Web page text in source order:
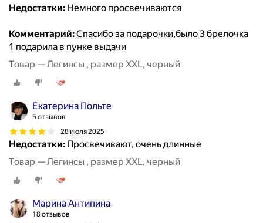
Недостатки: Немного просвечиваются
Комментарий:Спасибо за подарочки,было 3 брелочка
1 подарила в пунке выдачи
Товар — Легинсы , размер XXL, черный
Екатерина Польте
5 отзывов
28 июля 2025
Недостатки: Просвечивают, очень длинные
Товар — Легинсы , размер XXL, черный
Марина Антипина
18 отзывов